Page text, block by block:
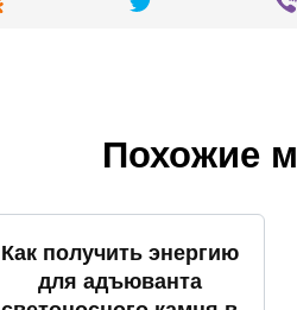
Похожие
Как получить энергию
для адъюванта